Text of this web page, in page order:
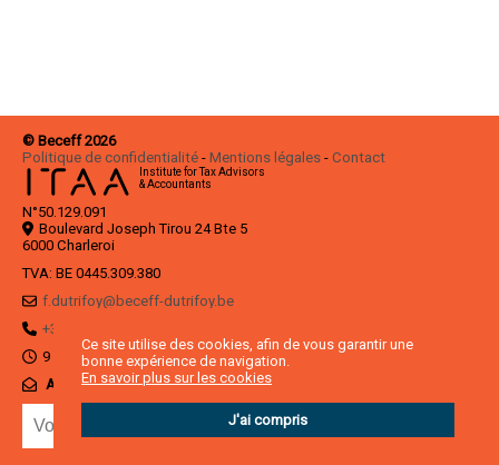
© Beceff 2026
Politique de confidentialité
Mentions légales Contact
Institute for Tax Advisors
& Accountants
N°50.129.091
Boulevard Joseph Tirou 24 Bte 5
6000 Charleroi
TVA: BE 0445.309.380
f.dutrifoy@beceff-dutrifoy.be
+32 2 672 31 74
9 à 12h & 13 à 17h du lundi au vendredi
ABONNEZ-VOUS À NOTRE NEWSLETTER
Ce site utilise des cookies, afin de vous garantir une
bonne expérience de navigation.
En savoir plus sur les cookies
J'ai compris